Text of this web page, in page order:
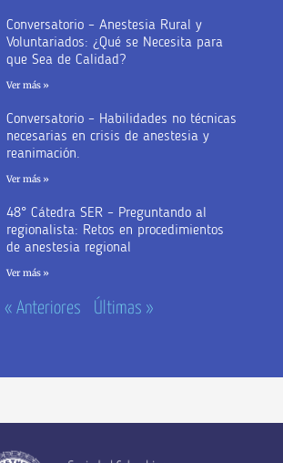
Conversatorio – Anestesia Rural y
Voluntariados: ¿Qué se Necesita para
que Sea de Calidad?
Ver más »
Conversatorio – Habilidades no técnicas
necesarias en crisis de anestesia y
reanimación.
Ver más »
48° Cátedra SER – Preguntando al
regionalista: Retos en procedimientos
de anestesia regional
Ver más »
« Anteriores Últimas »